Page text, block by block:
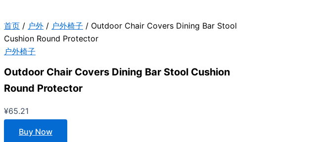
首页 / 户外 / 户外椅子 / Outdoor Chair Covers Dining Bar Stool
Cushion Round Protector
户外椅子
Outdoor Chair Covers Dining Bar Stool Cushion
Round Protector
¥65.21
Buy Now